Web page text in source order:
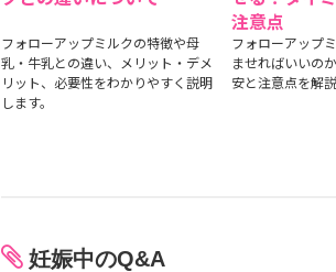
フォローアップミルクの特徴や母
乳・牛乳との違い、メリット・デメ
リット、必要性をわかりやすく説明
します。
注意点
フォローアップ
ませればいいの
安と注意点を解説
妊娠中のQ&A